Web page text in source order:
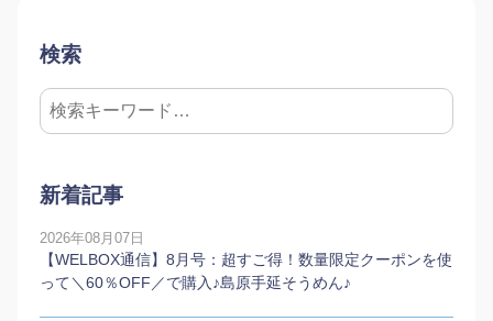
検索
新着記事
2026年08月07日
【WELBOX通信】8月号：超すご得！数量限定クーポンを使
って＼60％OFF／で購入♪島原手延そうめん♪